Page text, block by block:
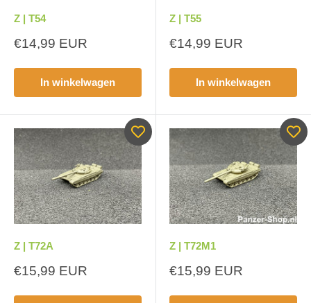
Z | T54
Aanbiedingsprijs
€14,99 EUR
In winkelwagen
Z | T55
Aanbiedingsprijs
€14,99 EUR
In winkelwagen
Z | T72A
Aanbiedingsprijs
€15,99 EUR
Z | T72M1
Aanbiedingsprijs
€15,99 EUR